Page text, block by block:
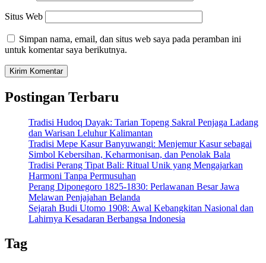
Situs Web
Simpan nama, email, dan situs web saya pada peramban ini
untuk komentar saya berikutnya.
Postingan Terbaru
Tradisi Hudoq Dayak: Tarian Topeng Sakral Penjaga Ladang
dan Warisan Leluhur Kalimantan
Tradisi Mepe Kasur Banyuwangi: Menjemur Kasur sebagai
Simbol Kebersihan, Keharmonisan, dan Penolak Bala
Tradisi Perang Tipat Bali: Ritual Unik yang Mengajarkan
Harmoni Tanpa Permusuhan
Perang Diponegoro 1825-1830: Perlawanan Besar Jawa
Melawan Penjajahan Belanda
Sejarah Budi Utomo 1908: Awal Kebangkitan Nasional dan
Lahirnya Kesadaran Berbangsa Indonesia
Tag